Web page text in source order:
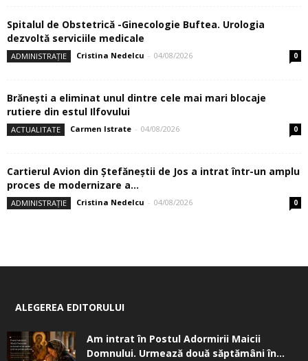
Spitalul de Obstetrică -Ginecologie Buftea. Urologia
dezvoltă serviciile medicale
ADMINISTRAȚIE Cristina Nedelcu - 04/08/2026 0
Brănești a eliminat unul dintre cele mai mari blocaje
rutiere din estul Ilfovului
ACTUALITATE Carmen Istrate - 04/08/2026 0
Cartierul Avion din Ştefăneştii de Jos a intrat într-un amplu
proces de modernizare a...
ADMINISTRAȚIE Cristina Nedelcu - 04/08/2026 0
ALEGEREA EDITORULUI
Am intrat în Postul Adormirii Maicii
Domnului. Urmează două săptămâni în...